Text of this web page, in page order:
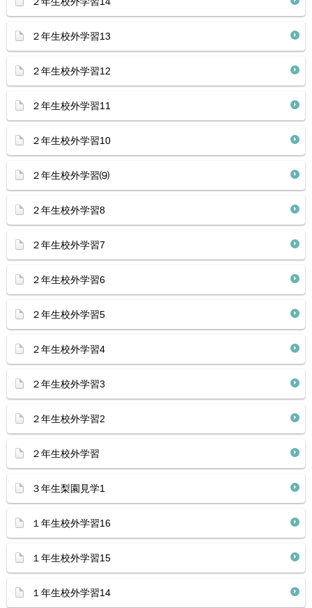
２年生校外学習13
２年生校外学習12
２年生校外学習11
２年生校外学習10
２年生校外学習⑼
２年生校外学習8
２年生校外学習7
２年生校外学習6
２年生校外学習5
２年生校外学習4
２年生校外学習3
２年生校外学習2
２年生校外学習
３年生梨園見学1
１年生校外学習16
１年生校外学習15
１年生校外学習14